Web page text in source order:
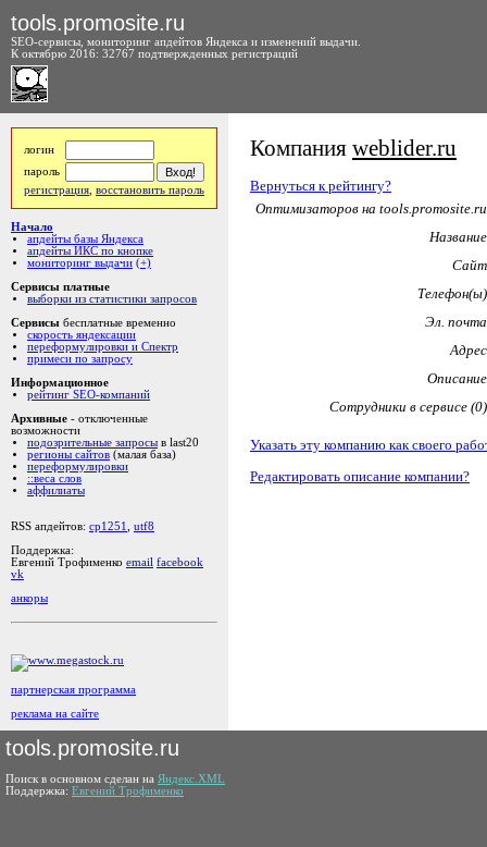
tools.promosite.ru
SEO-сервисы, мониторинг апдейтов Яндекса и изменений выдачи.
К октябрю 2016: 32767 подтвержденных регистраций
логин
пароль
регистрация восстановить пароль
Начало
апдейты базы Яндекса
апдейты ИКС по кнопке
мониторинг выдачи (+)
Сервисы платные
выборки из статистики запросов
Сервисы бесплатные временно
скорость яндексации
переформулировки и Спектр
примеси по запросу
Информационное
рейтинг SEO-компаний
Архивные - отключенные
возможности
подозрительные запросы в last20
регионы сайтов (малая база)
переформулировки
::веса слов
аффилиаты
RSS апдейтов: cp1251
utf8
Поддержка:
Евгений Трофименко email facebook
vk
анкоры
партнерская программа
реклама на сайте
Компания weblider.ru
Вернуться к рейтингу?
Оптимизаторов на tools.promosite.ru
Название
Сайт
Телефон(ы)
Эл. почта
Адрес
Описание
Сотрудники в сервисе (0)
Указать эту компанию как своего
Редактировать описание компании?
tools.promosite.ru
Поиск в основном сделан на Яндекс.XML
Поддержка: Евгений Трофименко